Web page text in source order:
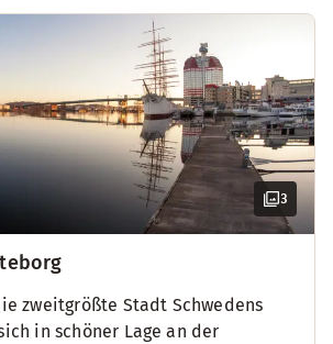
3
zweitgrößte Stadt Schwedens
in schöner Lage an der